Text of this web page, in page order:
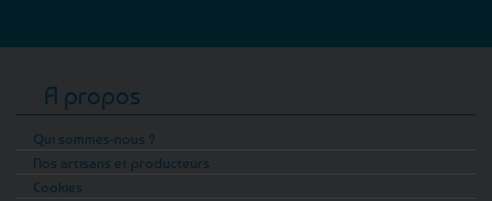
A propos
Qui sommes-nous ?
Nos artisans et producteurs
Cookies